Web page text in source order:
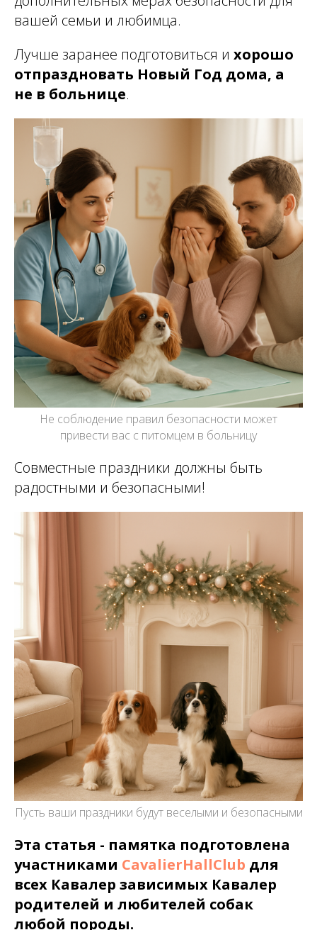
вашей семьи и любимца.
Лучше заранее подготовиться и хорошо
отпраздновать Новый Год дома, а
не в больнице.
Не соблюдение правил безопасности может
привести вас с питомцем в больницу
Совместные праздники должны быть
радостными и безопасными!
Пусть ваши праздники будут веселыми и безопасными
Эта статья - памятка подготовлена
участниками CavalierHallClub для
всех Кавалер зависимых Кавалер
родителей и любителей собак
любой породы.